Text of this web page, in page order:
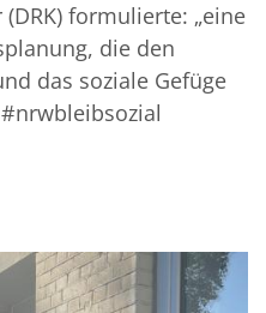
formulierte: „eine
die den
das soziale Gefüge